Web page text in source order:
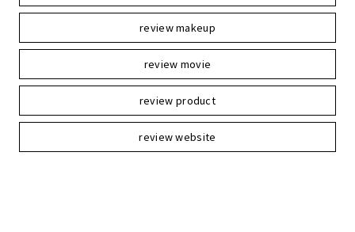
review makeup
review movie
review product
review website